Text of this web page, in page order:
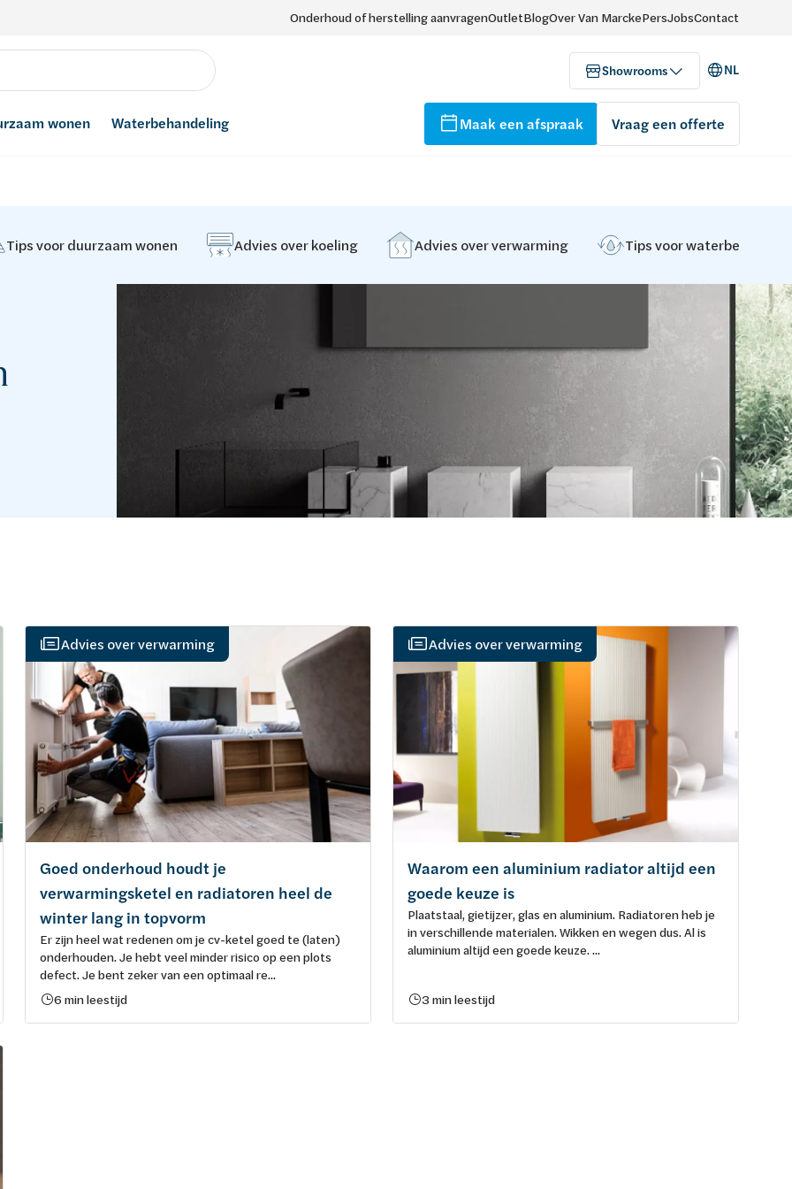
Onderhoud of herstelling aanvragenOutletBlogOver Van MarckePersJobsContact
Showrooms NL
wonen Waterbehandeling Maak een afspraak Vraag een offerte
Tips voor duurzaam wonen Advies over koeling Advies over verwarming Tips voor
Advies over verwarming
Goed onderhoud houdt je
verwarmingsketel en radiatoren heel de
winter lang in topvorm
Er zijn heel wat redenen om je cv-ketel goed te (laten)
onderhouden. Je hebt veel minder risico op een plots
defect. Je bent zeker van een optimaal re...
6 min leestijd
Advies over verwarming
Waarom een aluminium radiator altijd een
goede keuze is
Plaatstaal, gietijzer, glas en aluminium. Radiatoren heb je
in verschillende materialen. Wikken en wegen dus. Al is
aluminium altijd een goede keuze. ...
3 min leestijd